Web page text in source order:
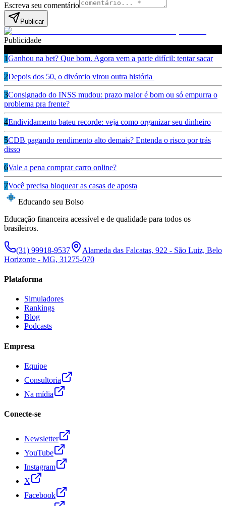
Escreva seu comentário
Publicar
Publicidade
1Ganhou na bet? Que bom. Agora vem a parte difícil: tentar sacar
2Depois dos 50, o divórcio virou outra história
3Consignado do INSS mudou: prazo maior é bom ou só empurra o
problema pra frente?
4Endividamento bateu recorde: veja como organizar seu dinheiro
5CDB pagando rendimento alto demais? Entenda o risco por trás
disso
6Vale a pena comprar carro online?
7Você precisa bloquear as casas de aposta
Educando seu Bolso
Educação financeira acessível e de qualidade para todos os
brasileiros.
(31) 99918-9537
Alameda das Falcatas, 922 - São Luiz, Belo
Horizonte - MG, 31275-070
Plataforma
Simuladores
Rankings
Blog
Podcasts
Empresa
Equipe
Consultoria
Na mídia
Conecte-se
Newsletter
YouTube
Instagram
X
Facebook